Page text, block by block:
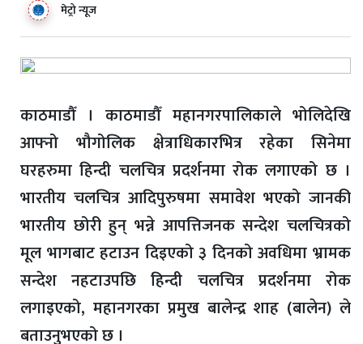
मेट्रो न्यूज
काठमाडौँ । काठमाडौँ महानगरपालिकाले भोलिदेखि
आफ्नो भौगोलिक क्षेत्राधिकारभित्र रहेका सिनेमा
घरहरुमा हिन्दी चलचित्र प्रदर्शनमा रोक लगाएको छ ।
भारतीय चलचित्र आदिपुरुषमा समावेश भएको जानकी
भारतीय छोरी हुन् भन्ने आपत्तिजनक सन्देश चलचित्रको
मूल भागबाट हटाउन दिइएको ३ दिनको अवधिमा भ्रामक
सन्देश नहटाउपछि हिन्दी चलचित्र प्रदर्शनमा रोक
लगाइएको, महानगरका प्रमुख बालेन्द्र शाह (बालेन) ले
बताउनुभएको छ ।